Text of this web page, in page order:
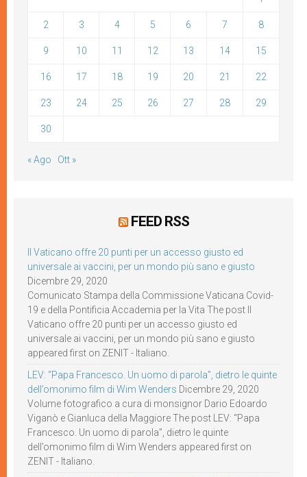
2 3 4 5 6 7 8
9 10 11 12 13 14 15
16 17 18 19 20 21 22
23 24 25 26 27 28 29
30
« Ago Ott »
FEED RSS
Il Vaticano offre 20 punti per un accesso giusto ed
universale ai vaccini, per un mondo più sano e giusto
Dicembre 29, 2020
Comunicato Stampa della Commissione Vaticana Covid-
19 e della Pontificia Accademia per la Vita The post Il
Vaticano offre 20 punti per un accesso giusto ed
universale ai vaccini, per un mondo più sano e giusto
appeared first on ZENIT - Italiano.
LEV: “Papa Francesco. Un uomo di parola”, dietro le quinte
dell’omonimo film di Wim Wenders Dicembre 29, 2020
Volume fotografico a cura di monsignor Dario Edoardo
Viganò e Gianluca della Maggiore The post LEV: “Papa
Francesco. Un uomo di parola”, dietro le quinte
dell’omonimo film di Wim Wenders appeared first on
ZENIT - Italiano.